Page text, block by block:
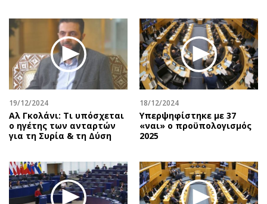
Οικονομική
Οικονομία
Real Estate
Επιχειρήσεις
Αγορές
Money Review
AstroBank Properties
Ενέργεια
Ναυτιλία
Περιβάλλον
Αφιερώματα
Πολιτική
Οικονομία
Γενικά
Αναδρομές
Πρόσωπα
Περιβάλλον
Γυναίκα
Showbiz
Ταξίδια
19/12/2024
Αλ Γκολάνι: Τι υπόσχεται
ο ηγέτης των ανταρτών
για τη Συρία & τη Δύση
18/12/2024
Υπερψηφίστηκε με 37
«ναι» ο προϋπολογισμός
2025